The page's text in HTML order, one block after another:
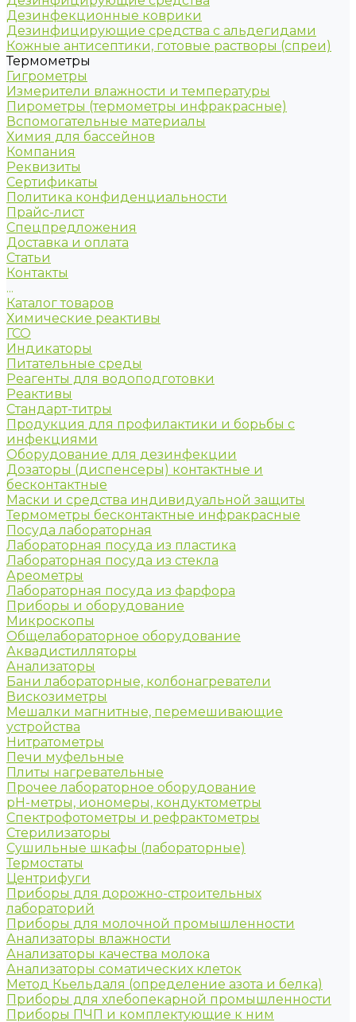
Дезинфекционные коврики
Дезинфицирующие средства с альдегидами
Кожные антисептики, готовые растворы (спреи)
Термометры
Гигрометры
Измерители влажности и температуры
Пирометры (термометры инфракрасные)
Вспомогательные материалы
Химия для бассейнов
Компания
Реквизиты
Сертификаты
Политика конфиденциальности
Прайс-лист
Спецпредложения
Доставка и оплата
Статьи
Контакты
...
Каталог товаров
Химические реактивы
ГСО
Индикаторы
Питательные среды
Реагенты для водоподготовки
Реактивы
Стандарт-титры
Продукция для профилактики и борьбы с
инфекциями
Оборудование для дезинфекции
Дозаторы (диспенсеры) контактные и
бесконтактные
Маски и средства индивидуальной защиты
Термометры бесконтактные инфракрасные
Посуда лабораторная
Лабораторная посуда из пластика
Лабораторная посуда из стекла
Ареометры
Лабораторная посуда из фарфора
Приборы и оборудование
Микроскопы
Общелабораторное оборудование
Аквадистилляторы
Анализаторы
Бани лабораторные, колбонагреватели
Вискозиметры
Мешалки магнитные, перемешивающие
устройства
Нитратометры
Печи муфельные
Плиты нагревательные
Прочее лабораторное оборудование
рН-метры, иономеры, кондуктометры
Спектрофотометры и рефрактометры
Стерилизаторы
Сушильные шкафы (лабораторные)
Термостаты
Центрифуги
Приборы для дорожно-строительных
лабораторий
Приборы для молочной промышленности
Анализаторы влажности
Анализаторы качества молока
Анализаторы соматических клеток
Метод Кьельдаля (определение азота и белка)
Приборы для хлебопекарной промышленности
Приборы ПЧП и комплектующие к ним